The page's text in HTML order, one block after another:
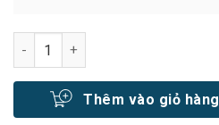
Số lượng
Thêm vào giỏ hàng